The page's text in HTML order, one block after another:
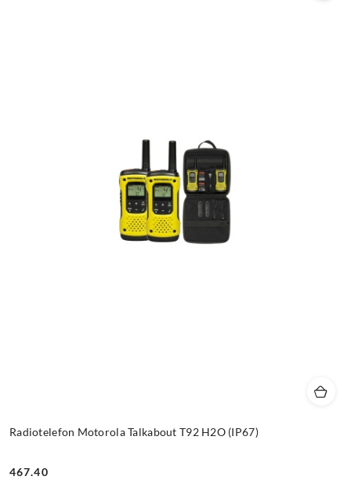
Radiotelefon Motorola Talkabout T92 H2O (IP67)
467.40